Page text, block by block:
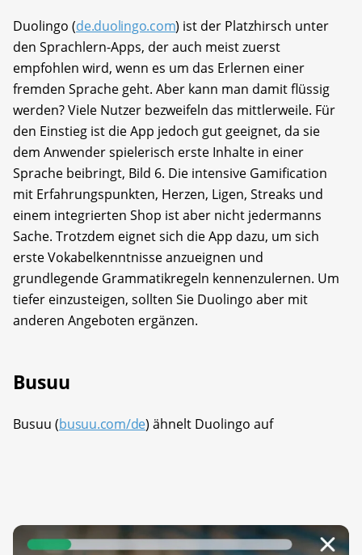
Duolingo (de.duolingo.com) ist der Platzhirsch unter
den Sprachlern-Apps, der auch meist zuerst
empfohlen wird, wenn es um das Erlernen einer
fremden Sprache geht. Aber kann man damit flüssig
werden? Viele Nutzer bezweifeln das mittlerweile. Für
den Einstieg ist die App jedoch gut geeignet, da sie
dem Anwender spielerisch erste Inhalte in einer
Sprache beibringt, Bild 6. Die intensive Gamification
mit Erfahrungspunkten, Herzen, Ligen, Streaks und
einem integrierten Shop ist aber nicht jedermanns
Sache. Trotzdem eignet sich die App dazu, um sich
erste Vokabelkenntnisse anzueignen und
grundlegende Grammatikregeln kennenzulernen. Um
tiefer einzusteigen, sollten Sie Duolingo aber mit
anderen Angeboten ergänzen.
Busuu
Busuu (busuu.com/de) ähnelt Duolingo auf